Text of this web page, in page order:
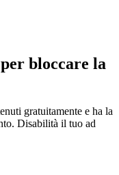
bloccare la
gratuitamente e ha la
Disabilità il tuo ad